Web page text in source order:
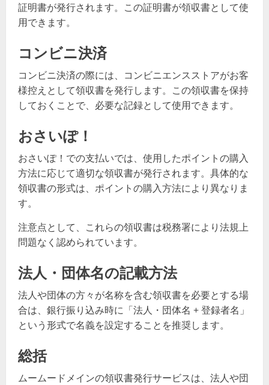
証明書が発行されます。この証明書が領収書として使
用できます。
コンビニ決済
コンビニ決済の際には、コンビニエンスストアがお客
様控えとして領収書を発行します。この領収書を保持
しておくことで、必要な記録として使用できます。
おさいぽ！
おさいぽ！での支払いでは、使用したポイントの購入
方法に応じて適切な領収書が発行されます。具体的な
領収書の形式は、ポイントの購入方法により異なりま
す。
注意点として、これらの領収書は税務署により法規上
問題なく認められています。
法人・団体名の記載方法
法人や団体の方々が名称を含む領収書を必要とする場
合は、銀行振り込み時に「法人・団体名 + 登録者名」
という形式で名義を設定することを推奨します。
総括
ムームードメインの領収書発行サービスは、法人や団